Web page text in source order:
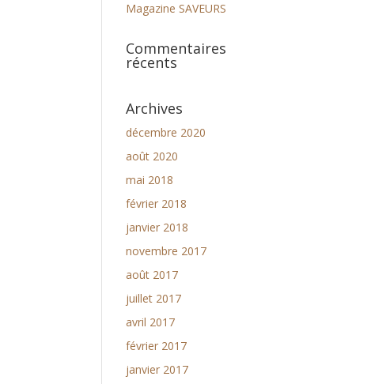
Magazine SAVEURS
Commentaires
récents
Archives
décembre 2020
août 2020
mai 2018
février 2018
janvier 2018
novembre 2017
août 2017
juillet 2017
avril 2017
février 2017
janvier 2017